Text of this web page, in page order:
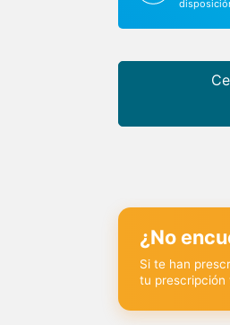
¿No
Si te han
tu prescripción